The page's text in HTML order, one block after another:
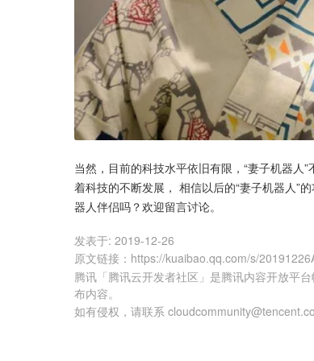
当然，目前的科技水平依旧有限，“妻子机器人
着科技的不断发展， 相信以后的“妻子机器人”
器人伴侣吗？欢迎留言讨论。
发表于: 2019-12-26
原文链接 ： https://kuaibao.qq.com/s/
腾讯「腾讯云开发者社区」是腾讯内容开放平
布内容。
如有侵权，请联系